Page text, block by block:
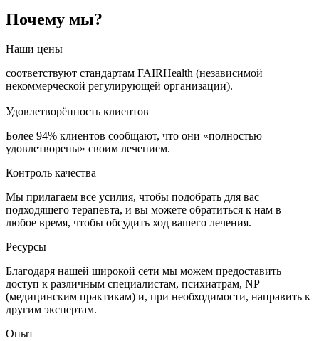
Почему мы?
Наши цены
соответствуют стандартам FAIRHealth (независимой
некоммерческой регулирующей организации).
Удовлетворённость клиентов
Более 94% клиентов сообщают, что они «полностью
удовлетворены» своим лечением.
Контроль качества
Мы прилагаем все усилия, чтобы подобрать для вас
подходящего терапевта, и вы можете обратиться к нам в
любое время, чтобы обсудить ход вашего лечения.
Ресурсы
Благодаря нашей широкой сети мы можем предоставить
доступ к различным специалистам, психиатрам, NP
(медицинским практикам) и, при необходимости, направить к
другим экспертам.
Опыт